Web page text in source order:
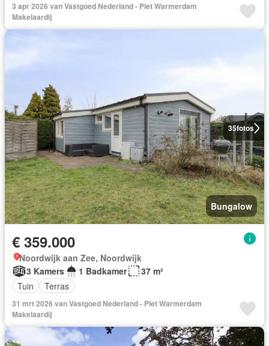
3 apr 2026 van Vastgoed Nederland - Piet Warmerdam
Makelaardij
35fotos
Bungalow
€ 359.000
Noordwijk aan Zee, Noordwijk
3 Kamers
1 Badkamer
37 m²
Tuin
Terras
31 mrt 2026 van Vastgoed Nederland - Piet Warmerdam
Makelaardij